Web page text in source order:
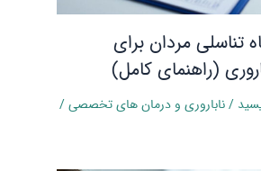
تناسلی مردان برای
(راهنمای کامل)
/ناباروری و درمان‌ های تخصصی/